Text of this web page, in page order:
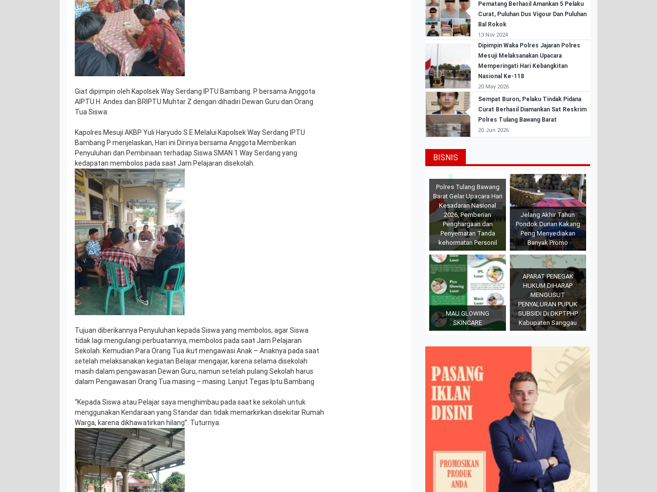
Giat dipimpin oleh Kapolsek Way Serdang IPTU Bambang. P bersama Anggota
AIPTU H. Andes dan BRIPTU Muhtar Z dengan dihadiri Dewan Guru dan Orang
Tua Siswa.
Kapolres Mesuji AKBP Yuli Haryudo S.E Melalui Kapolsek Way Serdang IPTU
Bambang P menjelaskan, Hari ini Dirinya bersama Anggota Memberikan
Penyuluhan dan Pembinaan terhadap Siswa SMAN 1 Way Serdang yang
kedapatan membolos pada saat Jam Pelajaran disekolah.
Tujuan diberikannya Penyuluhan kepada Siswa yang membolos, agar Siswa
tidak lagi mengulangi perbuatannya, membolos pada saat Jam Pelajaran
Sekolah. Kemudian Para Orang Tua ikut mengawasi Anak – Anaknya pada saat
setelah melaksanakan kegiatan Belajar mengajar, karena selama disekolah
masih dalam pengawasan Dewan Guru, namun setelah pulang Sekolah harus
dalam Pengawasan Orang Tua masing – masing. Lanjut Tegas Iptu Bambang
“Kepada Siswa atau Pelajar saya menghimbau pada saat ke sekolah untuk
menggunakan Kendaraan yang Standar dan tidak memarkirkan disekitar Rumah
Warga, karena dikhawatirkan hilang”. Tuturnya.
Pematang Berhasil Amankan 5 Pelaku
Curat, Puluhan Dus Vigour Dan Puluhan
Bal Rokok
13 Nov 2024
Dipimpin Waka Polres Jajaran Polres
Mesuji Melaksanakan Upacara
Memperingati Hari Kebangkitan
Nasional Ke-118
20 May 2026
Sempat Buron, Pelaku Tindak Pidana
Curat Berhasil Diamankan Sat Reskrim
Polres Tulang Bawang Barat
20 Jun 2026
BISNIS
Polres Tulang Bawang
Barat Gelar Upacara Hari
Kesadaran Nasional
2026, Pemberian
Penghargaan dan
Penyematan Tanda
kehormatan Personil
Jelang Akhir Tahun
Pondok Durian Kakang
Peng Menyediakan
Banyak Promo
MAU GLOWING
SKINCARE
APARAT PENEGAK
HUKUM DIHARAP
MENGUSUT
PENYALURAN PUPUK
SUBSIDI Di DKPTPHP
Kabupaten Sanggau